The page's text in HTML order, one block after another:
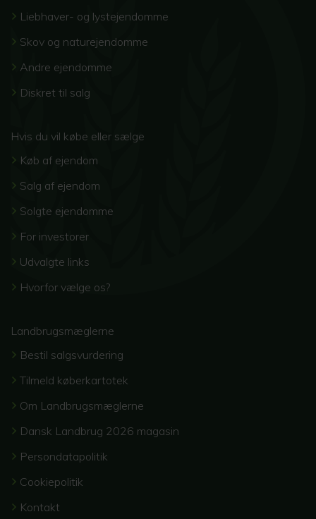
Liebhaver- og lystejendomme
Skov og naturejendomme
Andre ejendomme
Diskret til salg
Hvis du vil købe eller sælge
Køb af ejendom
Salg af ejendom
Solgte ejendomme
For investorer
Udvalgte links
Hvorfor vælge os?
Landbrugsmæglerne
Bestil salgsvurdering
Tilmeld køberkartotek
Om Landbrugsmæglerne
Dansk Landbrug 2026 magasin
Persondatapolitik
Cookiepolitik
Kontakt